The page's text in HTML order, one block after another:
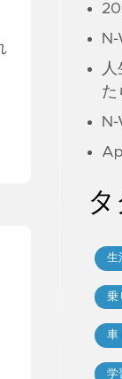
た
タ
生
乗
車
学